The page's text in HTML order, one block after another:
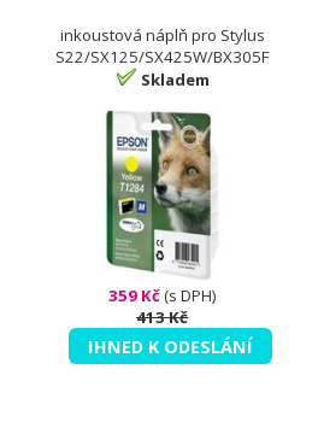
inkoustová náplň pro Stylus
S22/SX125/SX425W/BX305F
Skladem
359 Kč(s DPH)
413 Kč
IHNED K ODESLÁNÍ